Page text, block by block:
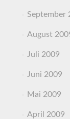
September
August
Juli 2009
Juni 2009
Mai 2009
April 2009